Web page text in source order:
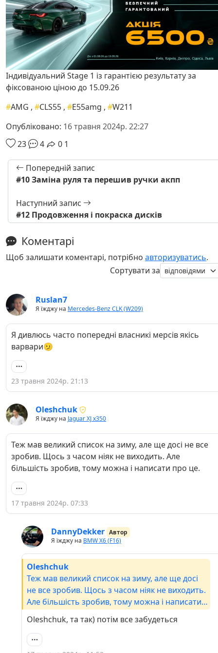
Індивідуальний Stage 1 із гарантією результату за
фіксованою ціною до 15.09.26
#AMG , #CLS55 , #E55amg , #W211
Опубліковано: 16 травня 2024р. 22:27
23
4 0 1
Попередній запис
#10 Заміна руля та перешив ручки акпп
Наступний запис
#12 Продовження і покраска дисків
Коментарі
Щоб залишати коментарі, потрібно авторизуватись.
Сортувати за
Ruslan7
Я їжджу на Mercedes-Benz CLK (W209)
Я дивлюсь часто попередні власникі мерсів якісь
варвари🫤
23 травня 2024р. 21:13
Oleshchuk
Я їжджу на Jaguar XJ x350
Теж мав великий список на зиму, але ще досі не все
зробив. Щось з часом ніяк не виходить. Але
більшість зробив, тому можна і написати про це.
17 травня 2024р. 07:33
DannyDekker Автор
Я їжджу на BMW X6 (F16)
Oleshchuk
Теж мав великий список на зиму, але ще досі
не все зробив. Щось з часом ніяк не виходить.
Але більшість зробив, тому можна і написати
Oleshchuk, та так) потім все забудеться